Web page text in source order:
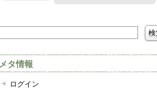
メタ情報
ログイン